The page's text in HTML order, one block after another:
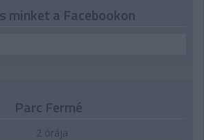
minket a Facebookon
Parc Fermé
2 órája